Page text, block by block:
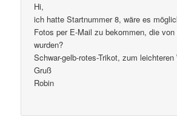
Hi,
ich hatte Startnummer 8, wäre es
Fotos per E-Mail zu bekommen, die
wurden?
Schwar-gelb-rotes-Trikot, zum
Gruß
Robin